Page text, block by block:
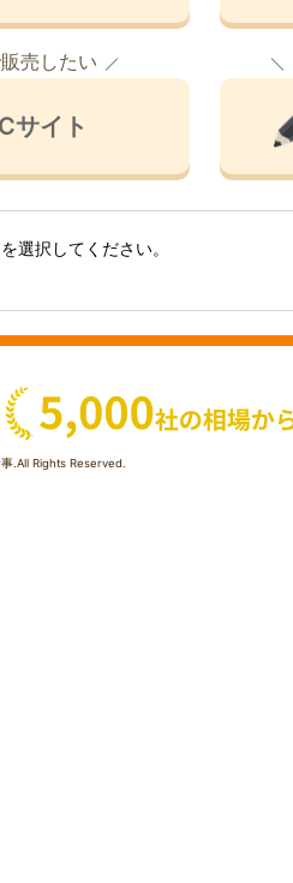
売したい
サイト
選択してください。
.All Rights Reserved.